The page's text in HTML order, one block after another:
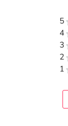
5
4
3
2
1